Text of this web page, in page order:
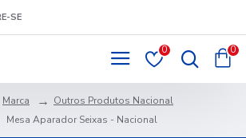
SE
0 0
Marca
Outros Produtos Nacional
Mesa Aparador Seixas - Nacional